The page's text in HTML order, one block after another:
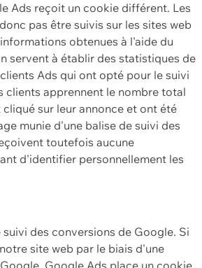
Ads reçoit un cookie différent. Les
pas être suivis sur les sites web
obtenues à l'aide du
servent à établir des statistiques de
Ads qui ont opté pour le suivi
clients apprennent le nombre total
sur leur annonce et ont été
munie d'une balise de suivi des
toutefois aucune
d'identifier personnellement les
des conversions de Google. Si
site web par le biais d'une